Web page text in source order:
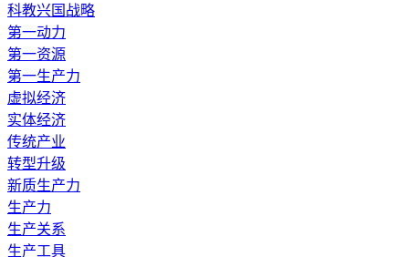
科教兴国战略
第一动力
第一资源
第一生产力
虚拟经济
实体经济
传统产业
转型升级
新质生产力
生产力
生产关系
生产工具